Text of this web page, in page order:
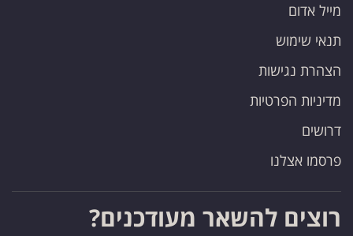
מייל אדום
תנאי שימוש
הצהרת נגישות
מדיניות הפרטיות
דרושים
פרסמו אצלנו
רוצים להשאר מעודכנים?